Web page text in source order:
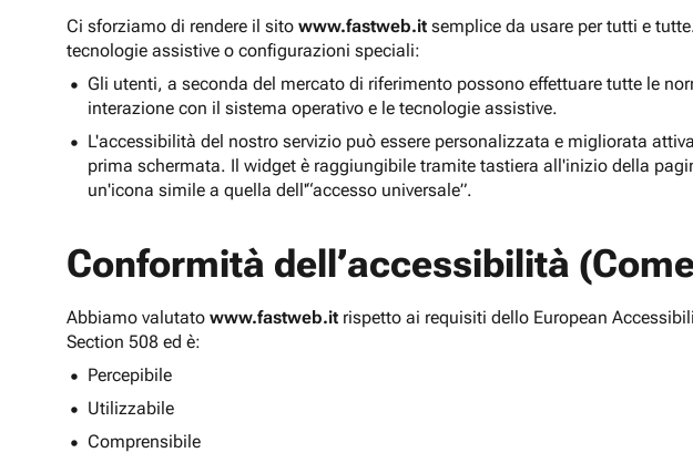
Ci sforziamo di rendere il sito www.fastweb.it semplice da usare per tutti e
tecnologie assistive o configurazioni speciali:
Gli utenti, a seconda del mercato di riferimento possono effettuare tutte le
interazione con il sistema operativo e le tecnologie assistive.
L'accessibilità del nostro servizio può essere personalizzata e migliorata
prima schermata. Il widget è raggiungibile tramite tastiera all'inizio della
un'icona simile a quella dell'“accesso universale”.
Conformità dell’accessibilità
Abbiamo valutato www.fastweb.it rispetto ai requisiti dello European
Section 508 ed è:
Percepibile
Utilizzabile
Comprensibile